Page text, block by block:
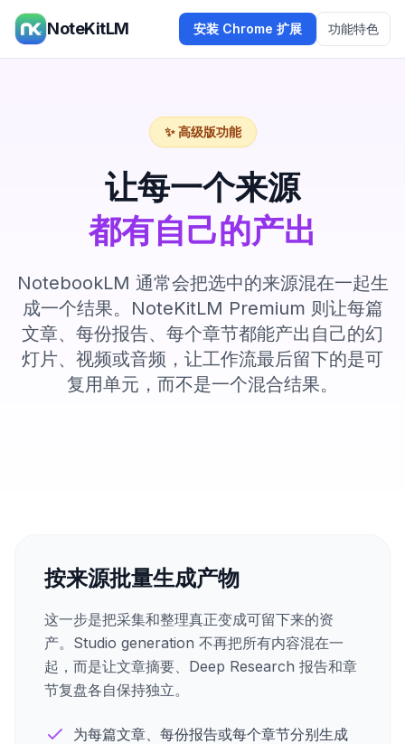
NoteKitLM 安装 Chrome 扩展 功能特色
✨ 高级版功能
让每一个来源
都有自己的产出
NotebookLM 通常会把选中的来源混在一起生
成一个结果。NoteKitLM Premium 则让每篇
文章、每份报告、每个章节都能产出自己的幻
灯片、视频或音频，让工作流最后留下的是可
复用单元，而不是一个混合结果。
按来源批量生成产物
这一步是把采集和整理真正变成可留下来的资
产。Studio generation 不再把所有内容混在一
起，而是让文章摘要、Deep Research 报告和章
节复盘各自保持独立。
为每篇文章、每份报告或每个章节分别生成